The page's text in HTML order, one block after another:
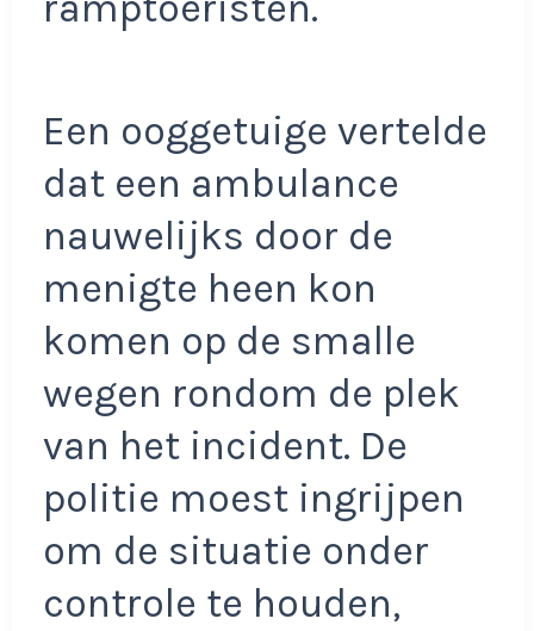
Een ooggetuige vertelde
dat een ambulance
nauwelijks door de
menigte heen kon
komen op de smalle
wegen rondom de plek
van het incident. De
politie moest ingrijpen
om de situatie onder
controle te houden,